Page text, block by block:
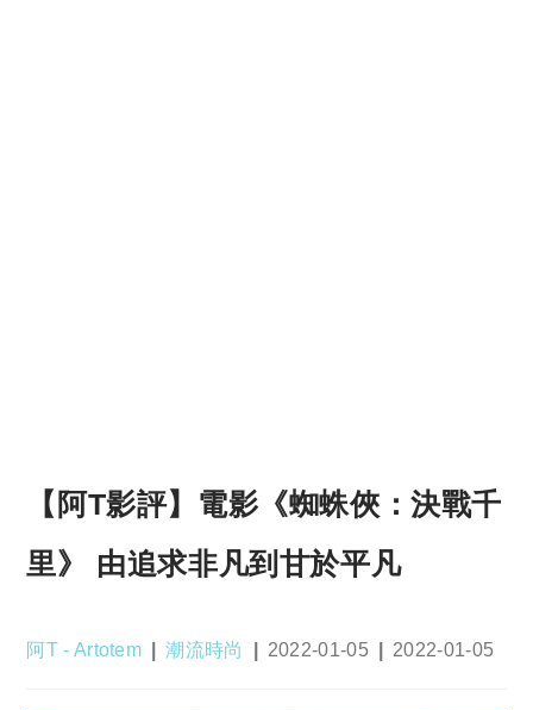
【阿T影評】電影《蜘蛛俠：決戰千
里》 由追求非凡到甘於平凡
Post
阿T - Artotem
Post
潮流時尚
Post
2022-01-05
Post
2022-01-05